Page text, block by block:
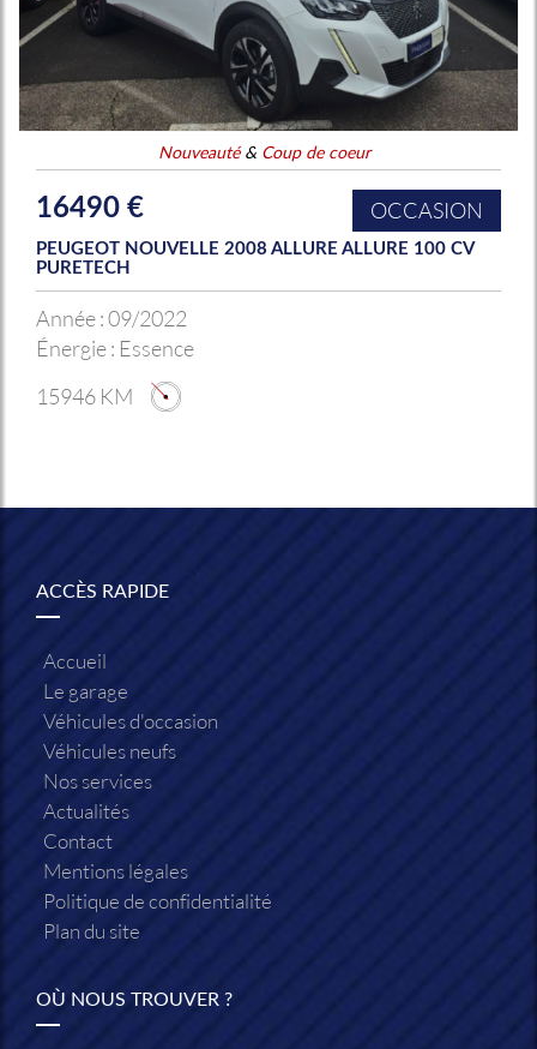
Nouveauté& Coup de coeur
16490 € OCCASION
PEUGEOT NOUVELLE 2008 ALLURE ALLURE 100 CV
PURETECH
Année :09/2022
Énergie : Essence
15946 KM
ACCÈS RAPIDE
Accueil
Le garage
Véhicules d'occasion
Véhicules neufs
Nos services
Actualités
Contact
Mentions légales
Politique de confidentialité
Plan du site
OÙ NOUS TROUVER ?